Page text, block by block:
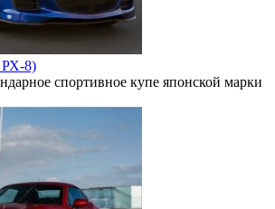
РХ-8)
спортивное купе японской марки